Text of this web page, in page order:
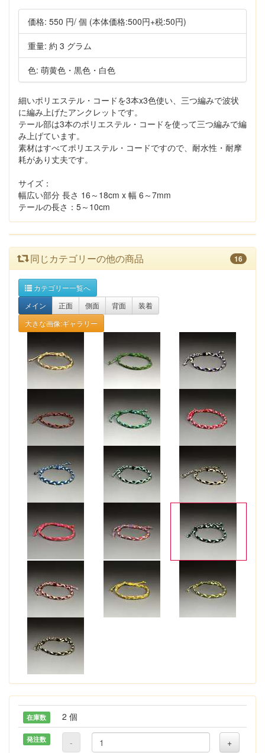
価格: 550 円/ 個 (本体価格:500円+税:50円)
重量: 約 3 グラム
色: 萌黄色・黒色・白色
細いポリエステル・コードを3本x3色使い、三つ編みで波状
に編み上げたアンクレットです。
テール部は3本のポリエステル・コードを使って三つ編みで編
み上げています。
素材はすべてポリエステル・コードですので、耐水性・耐摩
耗があり丈夫です。
サイズ：
幅広い部分 長さ 16～18cm x 幅 6～7mm
テールの長さ：5～10cm
同じカテゴリーの他の商品 16
カテゴリー一覧へ
メイン
正面 側面 背面
装着
大きな画像:ギャラリー
在庫数 2 個
発注数 - +